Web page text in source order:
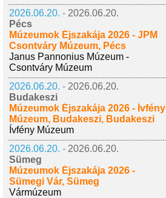
2026.06.20. - 2026.06.20.
Pécs
Múzeumok Éjszakája 2026 - JPM
Csontváry Múzeum, Pécs
Janus Pannonius Múzeum -
Csontváry Múzeum
2026.06.20. - 2026.06.20.
Budakeszi
Múzeumok Éjszakája 2026 - Ívfény
Múzeum, Budakeszi, Budakeszi
Ívfény Múzeum
2026.06.20. - 2026.06.20.
Sümeg
Múzeumok Éjszakája 2026 -
Sümegi Vár, Sümeg
Vármúzeum